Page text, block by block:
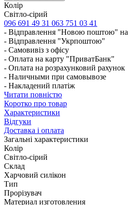
Колір
Світло-сірий
096 691 49 31 063 751 03 41
- Відправлення "Новою поштою" на
- Відправлення "Укрпоштою"
- Самовивіз з офісу
- Оплата на карту "ПриватБанк"
- Оплата на розрахунковий рахунок
- Наличными при самовывозе
- Накладений платіж
Читати повністю
Коротко про товар
Характеристики
Відгуки
Доставка і оплата
Загальні характеристики
Колір
Світло-сірий
Склад
Харчовий силікон
Тип
Прорізувач
Материал изготовления